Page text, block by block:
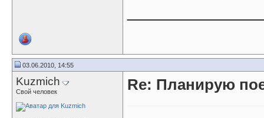
03.06.2010, 14:55
Kuzmich
Свой человек Re: Планирую